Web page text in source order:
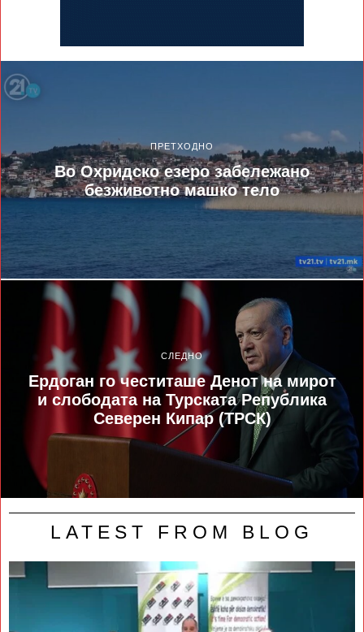
ПРЕТХОДНО
Во Охридско езеро забележано
безживотно машко тело
СЛЕДНО
Ердоган го честиташе Денот на мирот
и слободата на Турската Република
Северен Кипар (ТРСК)
LATEST FROM BLOG